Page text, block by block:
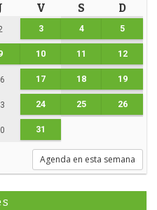
V S D
3 4 5
10 11 12
17 18 19
24 25 26
31
Agenda en esta semana